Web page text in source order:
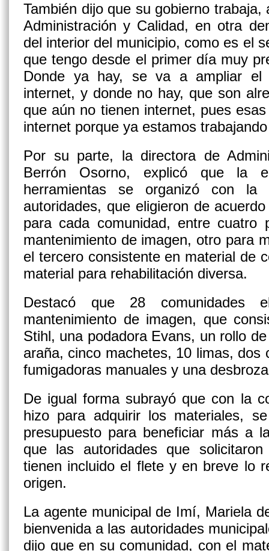
También dijo que su gobierno
Administración y Calidad, en otra
del interior del municipio, como es el
que tengo desde el primer día muy
Donde ya hay, se va a ampliar el
internet, y donde no hay, que son
que aún no tienen internet, pues
internet porque ya estamos
Por su parte, la directora de
Berrón Osorno, explicó que la
herramientas se organizó con la
autoridades, que eligieron de
para cada comunidad, entre cuatro
mantenimiento de imagen, otro para
el tercero consistente en material de
material para rehabilitación diversa.
Destacó que 28 comunidades
mantenimiento de imagen, que
Stihl, una podadora Evans, un rollo
araña, cinco machetes, 10 limas, dos
fumigadoras manuales y una
De igual forma subrayó que con la
hizo para adquirir los materiales,
presupuesto para beneficiar más a
que las autoridades que
tienen incluido el flete y en breve lo
origen.
La agente municipal de Imí, Mariela
bienvenida a las autoridades
dijo que en su comunidad, con el